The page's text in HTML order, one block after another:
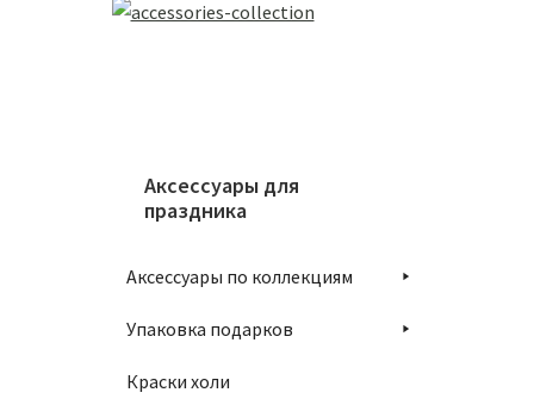
Аксессуары для
праздника
Аксессуары по коллекциям
Упаковка подарков
Краски холи